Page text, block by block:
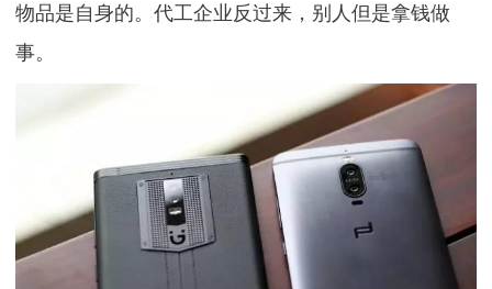
物品是自身的。代工企业反过来，别人但是拿钱做
事。